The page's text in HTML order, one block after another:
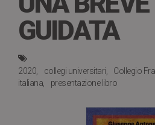
GUIDATA
2020 collegi universitari Collegio
italiana
presentazione libro